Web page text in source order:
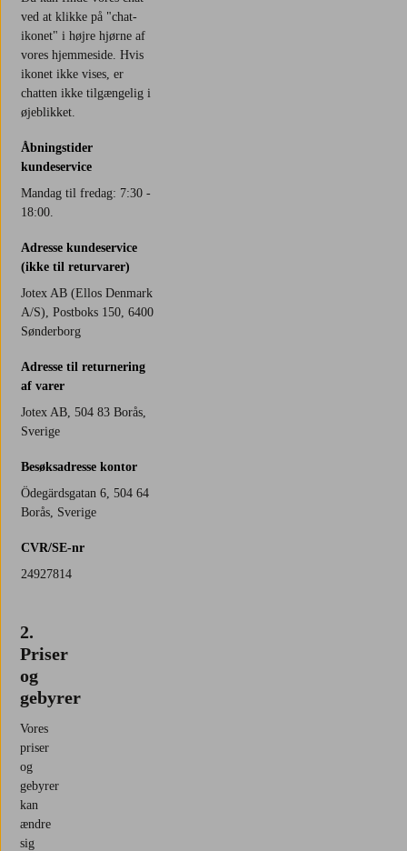
ved at klikke på "chat-
ikonet" i højre hjørne af
vores hjemmeside. Hvis
ikonet ikke vises, er
chatten ikke tilgængelig i
øjeblikket.
Åbningstider
kundeservice
Mandag til fredag: 7:30 -
18:00.
Adresse kundeservice
(ikke til returvarer)
Jotex AB (Ellos Denmark
A/S), Postboks 150, 6400
Sønderborg
Adresse til returnering
af varer
Jotex AB, 504 83 Borås,
Sverige
Besøksadresse kontor
Ödegärdsgatan 6, 504 64
Borås, Sverige
CVR/SE-nr
24927814
2.
Priser
og
gebyrer
Vores
priser
og
gebyrer
kan
ændre
sig